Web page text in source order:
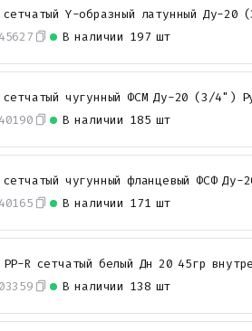
В наличии 197 шт
сетчатый Y-образный латунный Ду-
В наличии 185 шт
сетчатый чугунный ФСМ Ду-20 (3/4")
В наличии 171 шт
сетчатый чугунный фланцевый ФСФ Ду-
В наличии 138 шт
R сетчатый белый Дн 20 45гр